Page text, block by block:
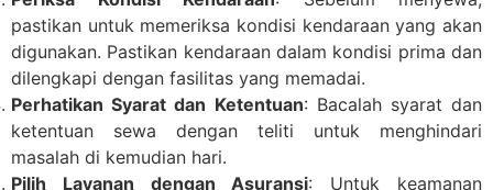
pastikan untuk memeriksa kondisi kendaraan yang akan
digunakan. Pastikan kendaraan dalam kondisi prima dan
dilengkapi dengan fasilitas yang memadai.
Perhatikan Syarat dan Ketentuan: Bacalah syarat dan
ketentuan sewa dengan teliti untuk menghindari
masalah di kemudian hari.
Pilih Layanan dengan Asuransi: Untuk keamanan